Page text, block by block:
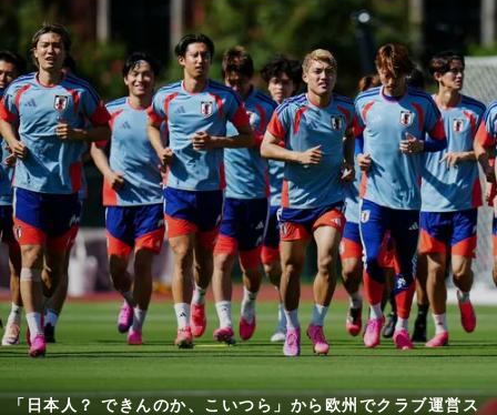
「日本人？ できんのか、こいつら」から欧州でクラブ運営ス